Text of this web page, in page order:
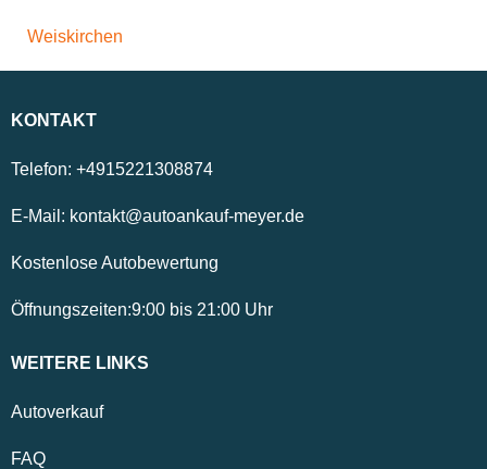
Weiskirchen
KONTAKT
Telefon: +4915221308874
E-Mail: kontakt@autoankauf-meyer.de
Kostenlose Autobewertung
Öffnungszeiten:9:00 bis 21:00 Uhr
WEITERE LINKS
Autoverkauf
FAQ